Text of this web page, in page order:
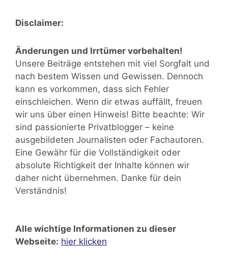
Disclaimer:
Änderungen und Irrtümer vorbehalten!
Unsere Beiträge entstehen mit viel Sorgfalt und
nach bestem Wissen und Gewissen. Dennoch
kann es vorkommen, dass sich Fehler
einschleichen. Wenn dir etwas auffällt, freuen
wir uns über einen Hinweis! Bitte beachte: Wir
sind passionierte Privatblogger – keine
ausgebildeten Journalisten oder Fachautoren.
Eine Gewähr für die Vollständigkeit oder
absolute Richtigkeit der Inhalte können wir
daher nicht übernehmen. Danke für dein
Verständnis!
Alle wichtige Informationen zu dieser
Webseite: hier klicken